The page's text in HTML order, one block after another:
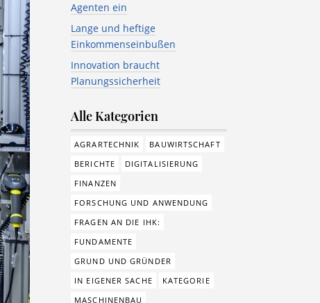
Agenten ein
Lange und heftige
Einkommenseinbußen
Innovation braucht
Planungssicherheit
Alle Kategorien
AGRARTECHNIK
BAUWIRTSCHAFT
BERICHTE
DIGITALISIERUNG
FINANZEN
FORSCHUNG UND ANWENDUNG
FRAGEN AN DIE IHK:
FUNDAMENTE
GRUND UND GRÜNDER
IN EIGENER SACHE
KATEGORIE
MASCHINENBAU